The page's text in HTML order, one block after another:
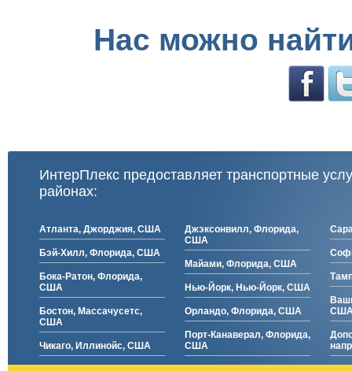
Нас можно
ИнтерПлекс предоставляет транспортные
районах:
Атланта, Джорджия, США
Бэй-Хилл, Флорида, США
Бока-Ратон, Флорида,
США
Бостон, Массачусетс,
США
Чикаго, Иллинойс, США
Джэксонвилл, Флорида,
США
Майами, Флорида, США
Нью-Йорк, Нью-Йорк, США
Орландо, Флорида, США
Порт-Канаверал, Флорида,
США